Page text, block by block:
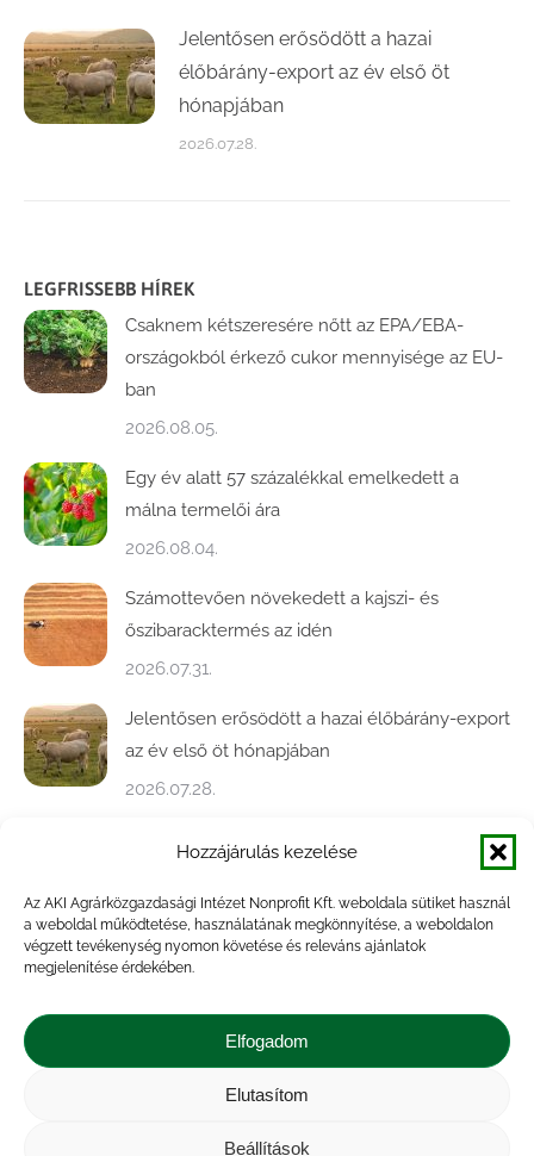
Hozzájárulás kezelése
Az AKI Agrárközgazdasági Intézet Nonprofit Kft. weboldala sütiket használ
a weboldal működtetése, használatának megkönnyítése, a weboldalon
végzett tevékenység nyomon követése és releváns ajánlatok
megjelenítése érdekében.
Elfogadom
Elutasítom
Beállítások
Jelentősen erősödött a hazai
élőbárány-export az év első öt
hónapjában
2026.07.28.
LEGFRISSEBB HÍREK
Csaknem kétszeresére nőtt az EPA/EBA-
országokból érkező cukor mennyisége az EU-
ban
2026.08.05.
Egy év alatt 57 százalékkal emelkedett a
málna termelői ára
2026.08.04.
Számottevően növekedett a kajszi- és
őszibaracktermés az idén
2026.07.31.
Jelentősen erősödött a hazai élőbárány-export
az év első öt hónapjában
2026.07.28.
Közel ötödével bővült a baromfivágás
2026.07.28.
A végéhez közelít az őszi búza betakarítása
Kapcsolat |